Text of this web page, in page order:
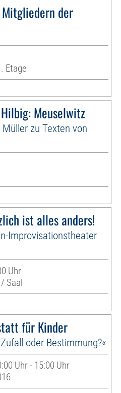
der
Etage
Meuselwitz
zu Texten von
ist alles anders!
Improvisationstheater
Uhr
Saal
für Kinder
oder Bestimmung?«
Uhr - 15:00 Uhr